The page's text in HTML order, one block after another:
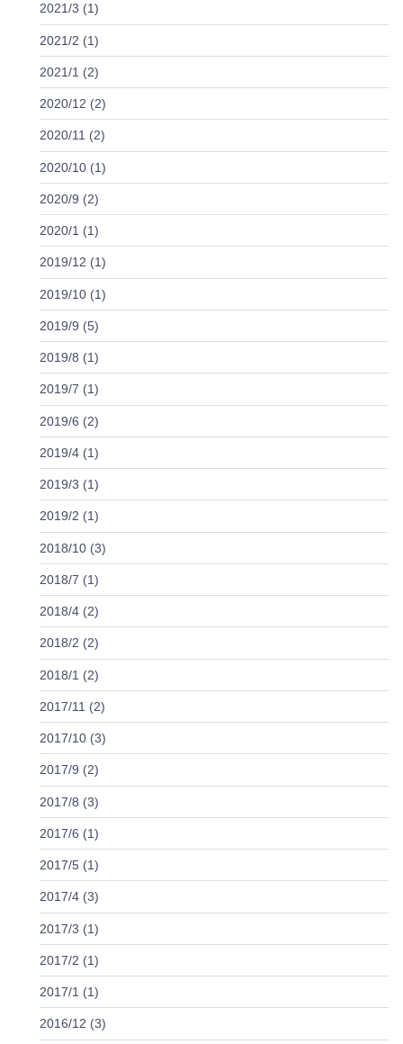
2021/3 (1)
2021/2 (1)
2021/1 (2)
2020/12 (2)
2020/11 (2)
2020/10 (1)
2020/9 (2)
2020/1 (1)
2019/12 (1)
2019/10 (1)
2019/9 (5)
2019/8 (1)
2019/7 (1)
2019/6 (2)
2019/4 (1)
2019/3 (1)
2019/2 (1)
2018/10 (3)
2018/7 (1)
2018/4 (2)
2018/2 (2)
2018/1 (2)
2017/11 (2)
2017/10 (3)
2017/9 (2)
2017/8 (3)
2017/6 (1)
2017/5 (1)
2017/4 (3)
2017/3 (1)
2017/2 (1)
2017/1 (1)
2016/12 (3)